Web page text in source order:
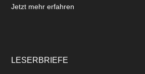
Jetzt mehr erfahren
LESERBRIEFE